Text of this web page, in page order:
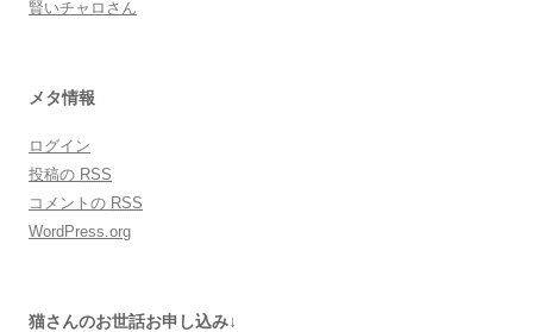
賢いチャロさん
メタ情報
ログイン
投稿の RSS
コメントの RSS
WordPress.org
猫さんのお世話お申し込み↓